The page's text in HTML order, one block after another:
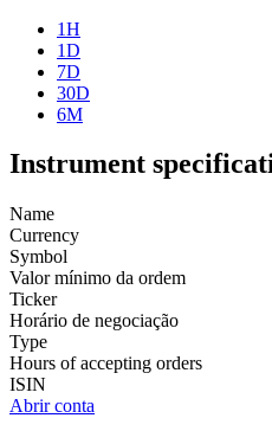
1H
1D
7D
30D
6M
Instrument
Name
Currency
Symbol
Valor mínimo da ordem
Ticker
Horário de negociação
Type
Hours of accepting orders
ISIN
Abrir conta